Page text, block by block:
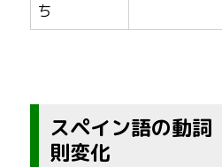
ち
スペイン語の動
則変化